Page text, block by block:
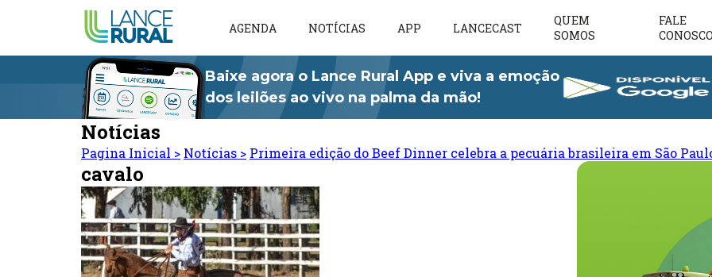
AGENDA NOTÍCIAS APP LANCECAST
QUEM
SOMOS
FALE
CONOSCO
Baixe agora o Lance Rural App e viva a emoção
dos leilões ao vivo na palma da mão!
Notícias
Pagina Inicial > Notícias > Primeira edição do Beef Dinner celebra a pecuária brasileira em São
cavalo